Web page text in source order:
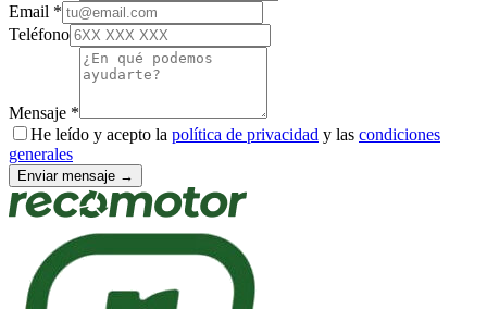
Email *
Teléfono
Mensaje *
He leído y acepto la política de privacidad y las condiciones
generales
Enviar mensaje →